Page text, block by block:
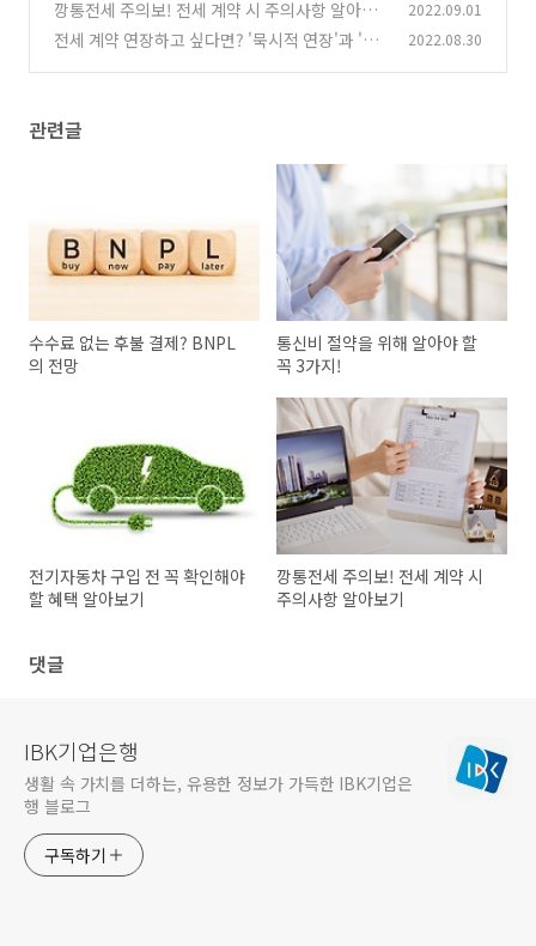
(0)
깡통전세 주의보! 전세 계약 시 주의사항 알아보
기
(0)
2022.09.01
전세 계약 연장하고 싶다면? '묵시적 연장'과 '갱
2022.08.30
관련글
수수료 없는 후불 결제? BNPL
의 전망
통신비 절약을 위해 알아야 할
꼭 3가지!
전기자동차 구입 전 꼭 확인해야
할 혜택 알아보기
깡통전세 주의보! 전세 계약 시
주의사항 알아보기
댓글
IBK기업은행
생활 속 가치를 더하는, 유용한 정보가 가득한 IBK기업은
행 블로그
구독하기